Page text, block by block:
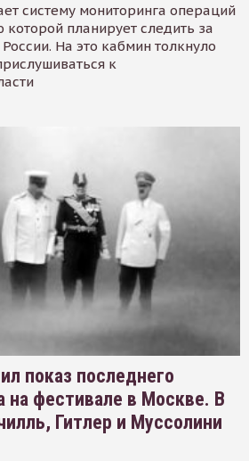
систему мониторинга операций
планирует следить за
На это кабмин толкнуло
к
показ последнего
на фестивале в Москве. В
Гитлер и Муссолини